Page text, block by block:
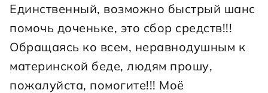
Единственный, возможно быстрый шанс
помочь доченьке, это сбор средств!!!
Обращаясь ко всем, неравнодушным к
материнской беде, людям прошу,
пожалуйста, помогите!!! Моё